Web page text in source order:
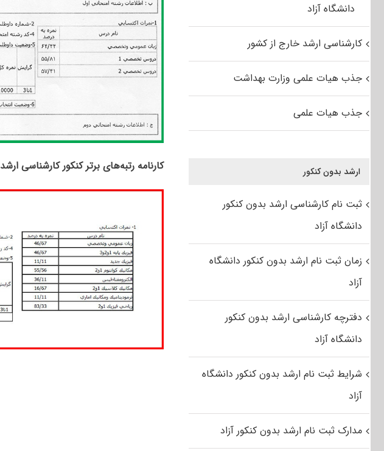
کارنامه رتبه‌های برتر کنکور کارشناسی ارشد ۹۱
دانشگاه آزاد
کارشناسی ارشد خارج از کشور
جذب هیات علمی وزارت بهداشت
جذب هیات علمی
ارشد بدون کنکور
ثبت نام کارشناسی ارشد بدون کنکور
دانشگاه آزاد
زمان ثبت نام ارشد بدون کنکور دانشگاه
آزاد
دفترچه کارشناسی ارشد بدون کنکور
دانشگاه آزاد
شرایط ثبت نام ارشد بدون کنکور دانشگاه
آزاد
مدارک ثبت نام ارشد بدون کنکور آزاد